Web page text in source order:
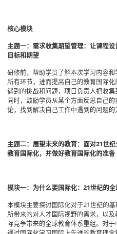
核心模块
主题一：需求收集期望管理：让课程
目标和期望
研修前，帮助学员了解本次学习内容
所有环节，进而提高自己的教育国际
遇到的挑战和问题，项目负责人把收集
同时，鼓励学员从某个方面反思自己
论，找到解决自己工作中遇到的问题的
主题二：展望未来的教育：面对21世
教育国际化，并做好教育国际化的准备
模块一：为什么要国际化：21世纪的
本模块主要探讨国际化对于21世纪的
所带来的对人才国际视野的需求，以
际竞争带来的全球教育体系重组。对